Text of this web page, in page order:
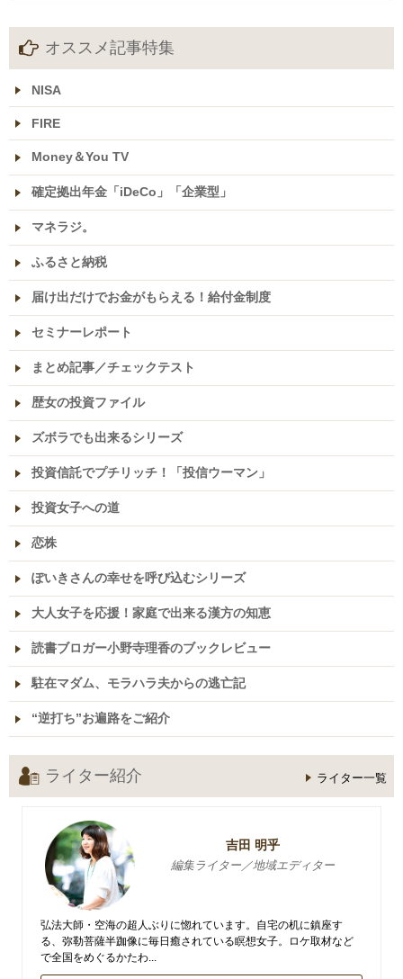
オススメ記事特集
NISA
FIRE
Money＆You TV
確定拠出年金「iDeCo」「企業型」
マネラジ。
ふるさと納税
届け出だけでお金がもらえる！給付金制度
セミナーレポート
まとめ記事／チェックテスト
歴女の投資ファイル
ズボラでも出来るシリーズ
投資信託でプチリッチ！「投信ウーマン」
投資女子への道
恋株
ぽいきさんの幸せを呼び込むシリーズ
大人女子を応援！家庭で出来る漢方の知恵
読書ブロガー小野寺理香のブックレビュー
駐在マダム、モラハラ夫からの逃亡記
“逆打ち”お遍路をご紹介
ライター紹介 ライター一覧
吉田 明乎
編集ライター／地域エディター
弘法大師・空海の超人ぶりに惚れています。自宅の机に鎮座す
る、弥勒菩薩半跏像に毎日癒されている瞑想女子。ロケ取材など
で全国をめぐるかたわ...